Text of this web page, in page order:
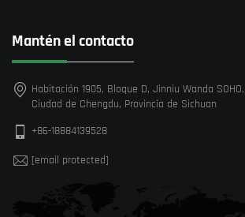
Mantén el contacto
Habitación 1905, Bloque D, Jinniu Wanda
Ciudad de Chengdu, Provincia de Sichuan
+86-18884139528
[email protected]